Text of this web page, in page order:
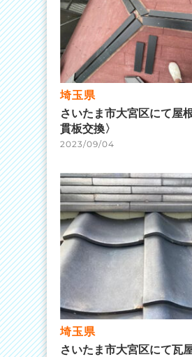
埼玉県
さいたま市大宮区にて屋
貫板交換〉
2023/09/04
埼玉県
さいたま市大宮区にて瓦